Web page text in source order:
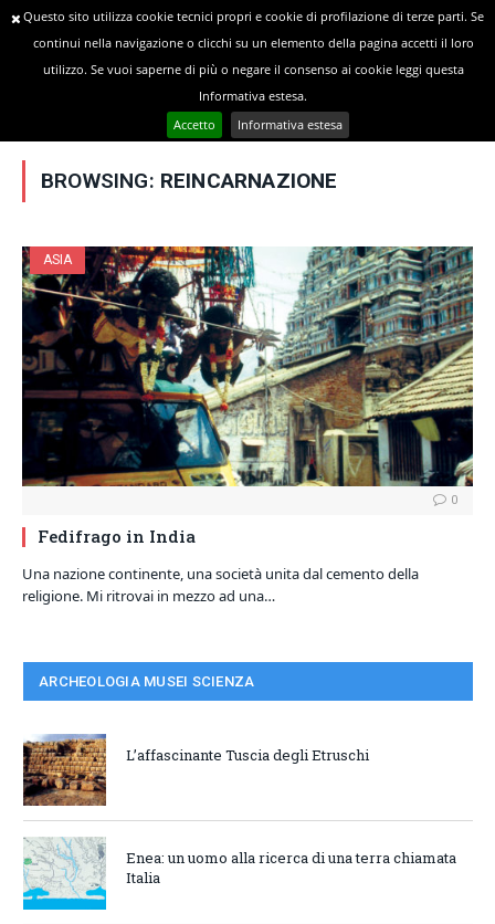
Posts Tagged "reincarnazione"
BROWSING: REINCARNAZIONE
ASIA
0
Fedifrago in India
Una nazione continente, una società unita dal cemento della
religione. Mi ritrovai in mezzo ad una…
ARCHEOLOGIA MUSEI SCIENZA
L’affascinante Tuscia degli Etruschi
Enea: un uomo alla ricerca di una terra chiamata
Italia
Questo sito utilizza cookie tecnici propri e cookie di profilazione di terze parti. Se
continui nella navigazione o clicchi su un elemento della pagina accetti il loro
utilizzo. Se vuoi saperne di più o negare il consenso ai cookie leggi questa
Informativa estesa.
Accetto
Informativa estesa